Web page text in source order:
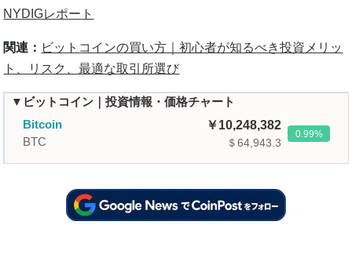
NYDIGレポート
関連： ビットコインの買い方｜初心者が知るべき投資メリッ
ト、リスク、最適な取引所選び
▼ビットコイン｜投資情報・価格チャート
Bitcoin
BTC
10,248,382
＄64,943.3
0.99